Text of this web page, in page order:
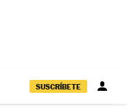
SUSCRÍBETE